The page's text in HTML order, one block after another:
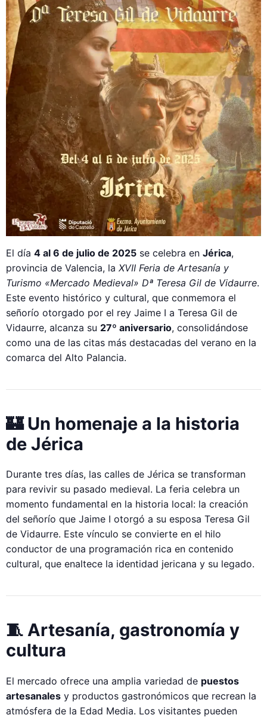
El día 4 al 6 de julio de 2025 se celebra en Jérica,
provincia de Valencia, la XVII Feria de Artesanía y
Turismo «Mercado Medieval» Dª Teresa Gil de Vidaurre.
Este evento histórico y cultural, que conmemora el
señorío otorgado por el rey Jaime I a Teresa Gil de
Vidaurre, alcanza su 27º aniversario, consolidándose
como una de las citas más destacadas del verano en la
comarca del Alto Palancia.
🏰 Un homenaje a la historia
de Jérica
Durante tres días, las calles de Jérica se transforman
para revivir su pasado medieval. La feria celebra un
momento fundamental en la historia local: la creación
del señorío que Jaime I otorgó a su esposa Teresa Gil
de Vidaurre. Este vínculo se convierte en el hilo
conductor de una programación rica en contenido
cultural, que enaltece la identidad jericana y su legado.
🧵 Artesanía, gastronomía y
cultura
El mercado ofrece una amplia variedad de puestos
artesanales y productos gastronómicos que recrean la
atmósfera de la Edad Media. Los visitantes pueden